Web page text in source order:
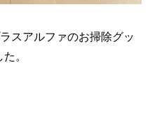
スアルファのお掃除グッ
。